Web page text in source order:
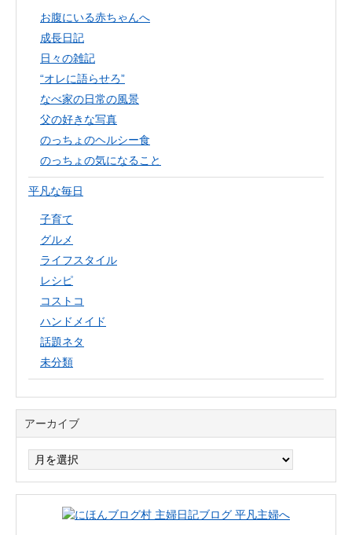
お腹にいる赤ちゃんへ
成長日記
日々の雑記
“オレに語らせろ”
なべ家の日常の風景
父の好きな写真
のっちょのヘルシー食
のっちょの気になること
平凡な毎日
子育て
グルメ
ライフスタイル
レシピ
コストコ
ハンドメイド
話題ネタ
未分類
アーカイブ
イ